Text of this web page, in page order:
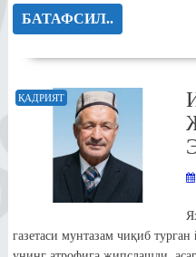
БАТАФСИЛ..
ҚАДРИЯТ
газетаси мунтазам чиқиб